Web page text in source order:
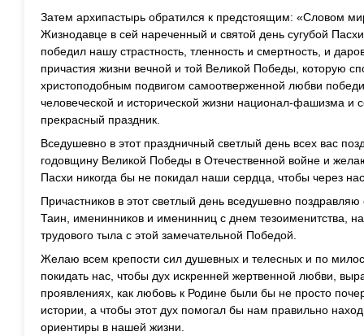
Затем архипастырь обратился к предстоящим: «Словом
Жизнодавце в сей нареченный и святой день сугубой
победил нашу страстность, тленность и смертность, и
причастия жизни вечной и той Великой Победы, которую
христоподобным подвигом самоотверженной любви
человеческой и исторической жизни национал-фашизма и
прекрасный праздник.
Вседушевно в этот праздничный светлый день всех вас
годовщину Великой Победы в Отечественной войне и
Пасхи никогда бы не покидал наши сердца, чтобы через
Причастников в этот светлый день вседушевно
Таин, именинников и именинниц с днем тезоименитства,
трудового тыла с этой замечательной Победой.
Желаю всем крепости сил душевных и телесных и по
покидать нас, чтобы дух искренней жертвенной любви,
проявлениях, как любовь к Родине были бы не просто
истории, а чтобы этот дух помогал бы нам правильно
ориентиры в нашей жизни.